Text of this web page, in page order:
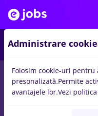
Salarii Fără
Administrare
Folosim cookie-uri
presonalizată.Permite
avantajele lor.Vezi